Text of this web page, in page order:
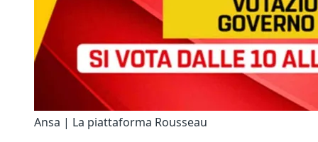
Ansa | La piattaforma Rousseau